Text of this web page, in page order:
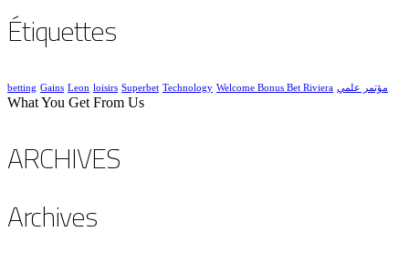
Étiquettes
betting Gains Leon loisirs Superbet Technology Welcome Bonus Bet Riviera مؤتمر علمي
What You Get From Us
ARCHIVES
Archives